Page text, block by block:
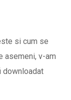
si cum se
asemeni, v-am
downloadat